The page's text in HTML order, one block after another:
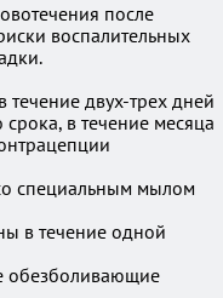
после
воспалительных
течение двух-трех дней
в течение месяца
специальным мылом
в течение одной
обезболивающие